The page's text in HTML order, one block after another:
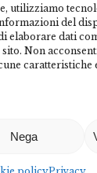
utilizziamo
del
elaborare dati
Non
caratteristiche
Nega
Terme